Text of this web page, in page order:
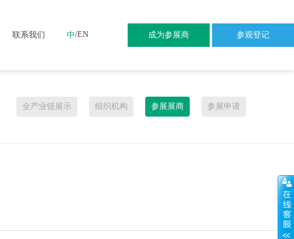
联系我们 中/EN 成为参展商 参观登记
全产业链展示 组织机构 参展展商 参展申请